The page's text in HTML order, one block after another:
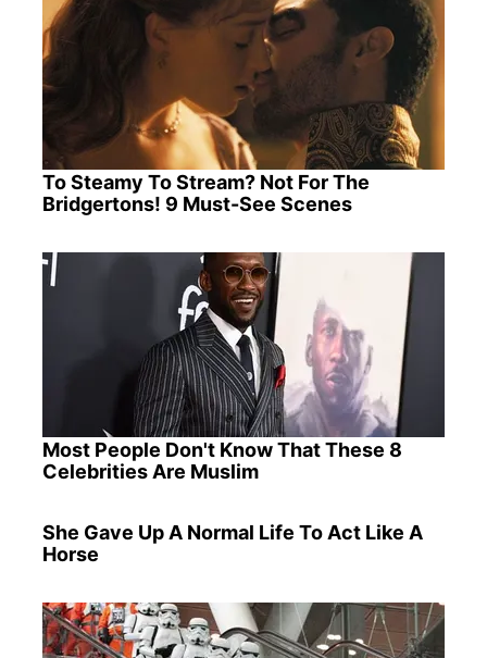
To Steamy To Stream? Not For The
Bridgertons! 9 Must-See Scenes
Most People Don't Know That These 8
Celebrities Are Muslim
She Gave Up A Normal Life To Act Like A
Horse